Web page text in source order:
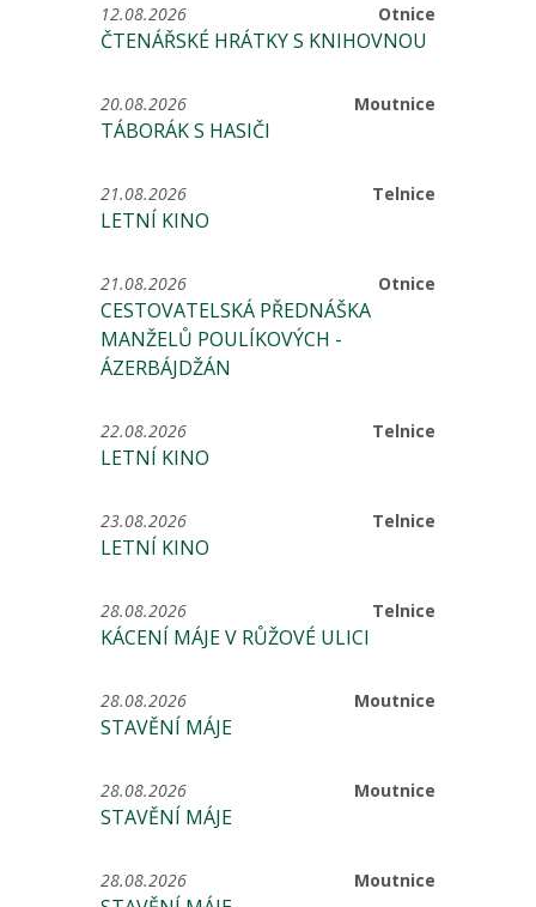
Otnice
12.08.2026
ČTENÁŘSKÉ HRÁTKY S KNIHOVNOU
Moutnice
20.08.2026
TÁBORÁK S HASIČI
Telnice
21.08.2026
LETNÍ KINO
Otnice
21.08.2026
CESTOVATELSKÁ PŘEDNÁŠKA
MANŽELŮ POULÍKOVÝCH -
ÁZERBÁJDŽÁN
Telnice
22.08.2026
LETNÍ KINO
Telnice
23.08.2026
LETNÍ KINO
Telnice
28.08.2026
KÁCENÍ MÁJE V RŮŽOVÉ ULICI
Moutnice
28.08.2026
STAVĚNÍ MÁJE
Moutnice
28.08.2026
STAVĚNÍ MÁJE
Moutnice
28.08.2026